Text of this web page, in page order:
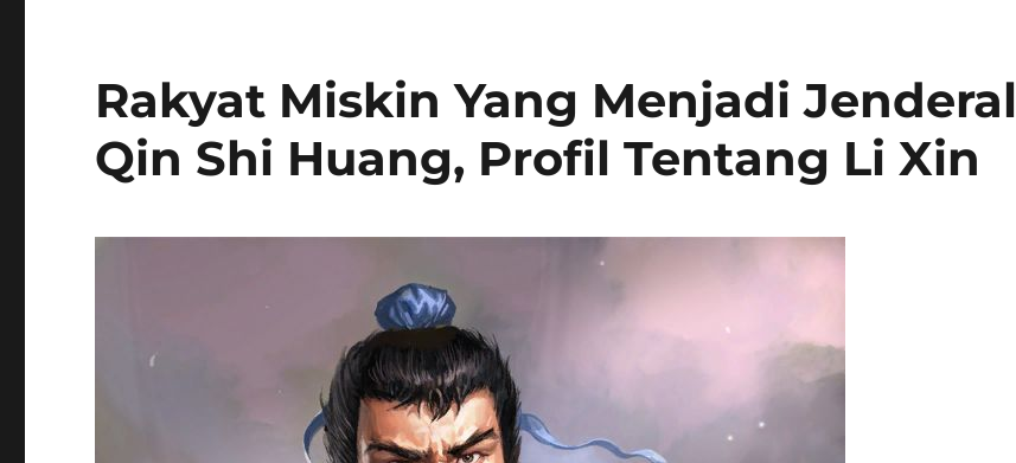
Rakyat Miskin Yang Menjadi Jenderal
Qin Shi Huang, Profil Tentang Li Xin